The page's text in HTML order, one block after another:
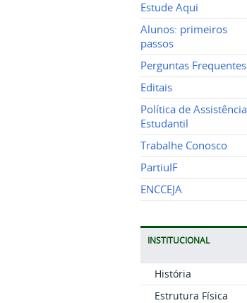
Estude Aqui
Alunos: primeiros
passos
Perguntas Frequentes
Editais
Política de Assistência
Estudantil
Trabalhe Conosco
PartiuIF
ENCCEJA
INSTITUCIONAL
História
Estrutura Física